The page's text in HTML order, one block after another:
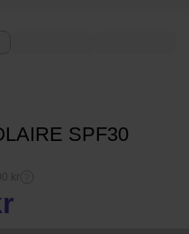
SPF30
kr